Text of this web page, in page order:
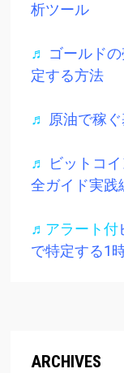
析ツール
♬ ゴールド
定する方法
♬ 原油で稼
♬
ビットコ
全ガイド実践
♬アラート付
で特定する1
ARCHIVES